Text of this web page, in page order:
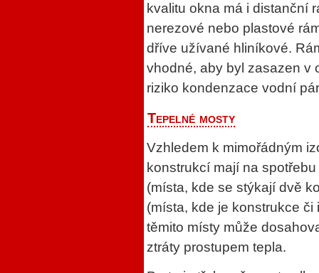
kvalitu okna má i distanční
nerezové nebo plastové
dříve užívané hliníkové.
vhodné, aby byl zasazen v
riziko kondenzace vodní
Tepelné mosty
Vzhledem k mimořádným
konstrukcí mají na
(místa, kde se stýkají dvě
(místa, kde je konstrukce
těmito místy může
ztráty prostupem tepla.